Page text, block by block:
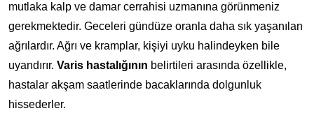
mutlaka kalp ve damar cerrahisi uzmanına görünmeniz
gerekmektedir. Geceleri gündüze oranla daha sık yaşanılan
ağrılardır. Ağrı ve kramplar, kişiyi uyku halindeyken bile
uyandırır. Varis hastalığının belirtileri arasında özellikle,
hastalar akşam saatlerinde bacaklarında dolgunluk
hissederler.